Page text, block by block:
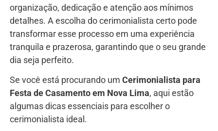
organização, dedicação e atenção aos mínimos
detalhes. A escolha do cerimonialista certo pode
transformar esse processo em uma experiência
tranquila e prazerosa, garantindo que o seu grande
dia seja perfeito.
Se você está procurando um Cerimonialista para
Festa de Casamento em Nova Lima, aqui estão
algumas dicas essenciais para escolher o
cerimonialista ideal.